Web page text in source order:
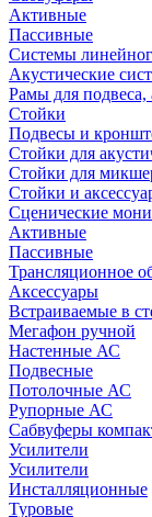
Активные
Пассивные
Системы
Акустические
Рамы для подвеса,
Стойки
Подвесы и
Стойки для
Стойки для
Стойки и
Сценические
Активные
Пассивные
Трансляционное
Аксессуары
Встраиваемые в
Мегафон ручной
Настенные АС
Подвесные
Потолочные АС
Рупорные АС
Сабвуферы
Усилители
Усилители
Инсталляционные
Туровые